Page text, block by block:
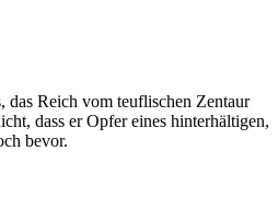
das Reich vom teuflischen Zentaur
dass er Opfer eines hinterhältigen,
bevor.